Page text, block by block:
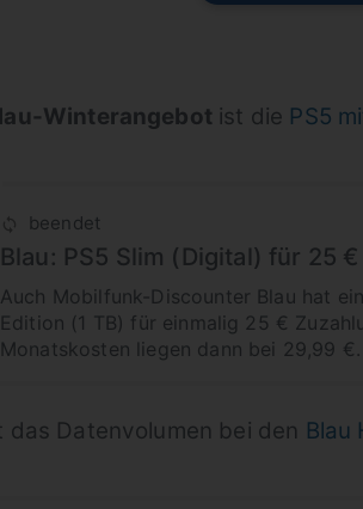
Winterangebot ist die PS5
beendet
Blau: PS5 Slim (Digital) für 25
Auch Mobilfunk-Discounter Blau hat
Edition (1 TB) für einmalig 25 €
Monatskosten liegen dann bei 29,99
das Datenvolumen bei den Blau